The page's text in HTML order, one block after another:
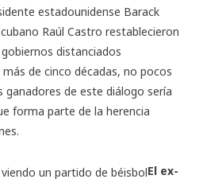
estadounidense Barack
Raúl Castro restablecieron
distanciados
de cinco décadas, no pocos
ganadores de este diálogo sería
forma parte de la herencia
.
El ex-